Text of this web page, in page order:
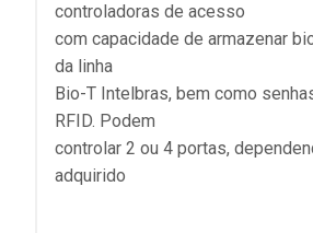
controladoras de acesso
com capacidade de armazenar
da linha
Bio-T Intelbras, bem como
RFID. Podem
controlar 2 ou 4 portas,
adquirido